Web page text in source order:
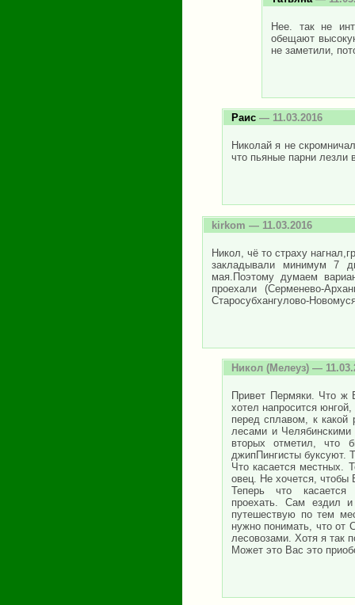
Нее. так не
обещают
не заметили,
Раис — 11.03.2016
Николай я не
что пьяные парни лезли
kirkom — 11.03.2016
Никол, чё то страху
закладывали минимум 7
мая.Поэтому думаем
проехали (Серменево-
Старосубхангулово-
Никол (Мелеуз) —
Привет Пермяки. Что ж
хотел напросится
перед сплавом, к
лесами и
вторых отметил, что
джипПингисты буксуют.
Что касается местных.
овец. Не хочется,
Теперь что касается
проехать. Сам ездил
путешествую по тем
нужно понимать, что от
лесовозами. Хотя я так
Может это Вас это